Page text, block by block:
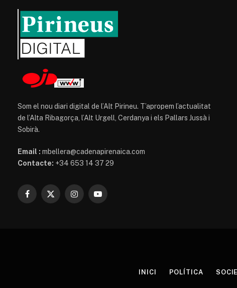
Som el nou diari digital de l’Alt Pirineu. T’apropem l’actualitat
de l’Alta Ribagorça, l’Alt Urgell, Cerdanya i els Pallars Jussà i
Sobirà.
Email : mbellera@cadenapirenaica.com
Contacte: +34 653 14 37 29
Facebook
X
InstagramYouTube
INICI POLÍTICA